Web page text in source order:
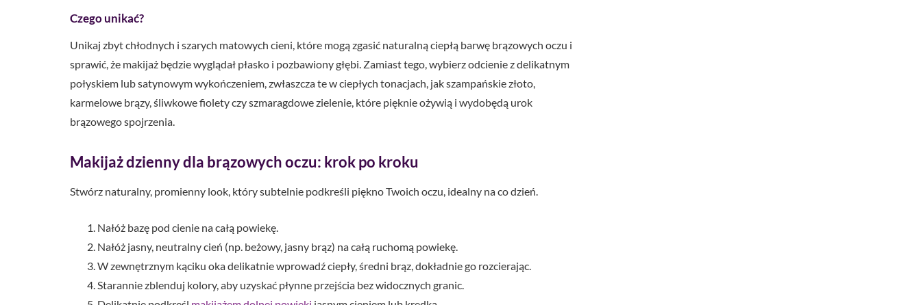
Czego unikać?
Unikaj zbyt chłodnych i szarych matowych cieni, które mogą zgasić naturalną ciepłą barwę brązowych oczu i
sprawić, że makijaż będzie wyglądał płasko i pozbawiony głębi. Zamiast tego, wybierz odcienie z delikatnym
połyskiem lub satynowym wykończeniem, zwłaszcza te w ciepłych tonacjach, jak szampańskie złoto,
karmelowe brązy, śliwkowe fiolety czy szmaragdowe zielenie, które pięknie ożywią i wydobędą urok
brązowego spojrzenia.
Makijaż dzienny dla brązowych oczu: krok po kroku
Stwórz naturalny, promienny look, który subtelnie podkreśli piękno Twoich oczu, idealny na co dzień.
Nałóż bazę pod cienie na całą powiekę.
Nałóż jasny, neutralny cień (np. beżowy, jasny brąz) na całą ruchomą powiekę.
W zewnętrznym kąciku oka delikatnie wprowadź ciepły, średni brąz, dokładnie go rozcierając.
Starannie zblenduj kolory, aby uzyskać płynne przejścia bez widocznych granic.